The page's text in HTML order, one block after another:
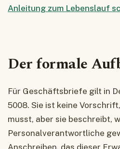
Anleitung zum Lebenslauf
Der formale
Für Geschäftsbriefe gilt in
5008. Sie ist keine
musst, aber sie beschreibt,
Personalverantwortliche
Anschreiben, das dieser